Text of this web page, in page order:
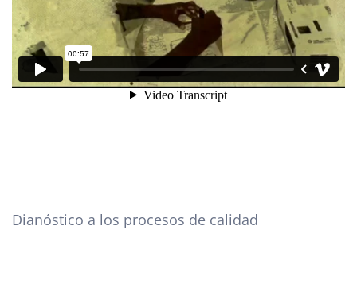
Dianóstico a los procesos de calidad